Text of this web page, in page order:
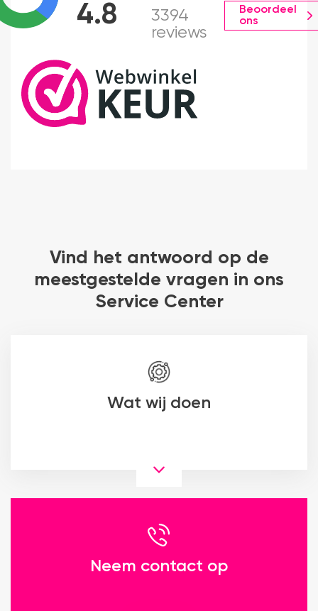
4.8
3394
reviews
Beoordeel
ons
Vind het antwoord op de
meestgestelde vragen in ons
Service Center
Wat wij doen
Neem contact op